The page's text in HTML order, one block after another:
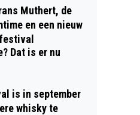
Muthert, de
en een nieuw
Dat is er nu
is in september
whisky te